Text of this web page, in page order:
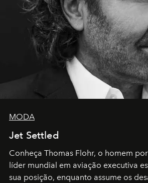
MODA
Jet Settled
Conheça Thomas Flohr, o homem
líder mundial em aviação executiva
sua posição, enquanto assume os